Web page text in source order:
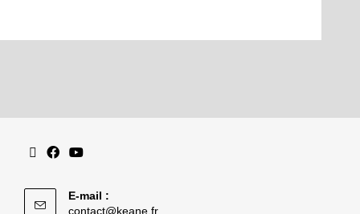
E-mail :
contact@keane.fr